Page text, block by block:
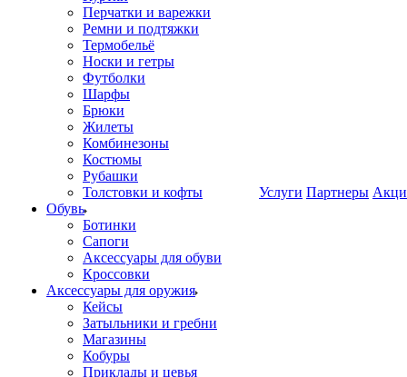
Перчатки и варежки
Ремни и подтяжки
Термобельё
Носки и гетры
Футболки
Шарфы
Брюки
Жилеты
Комбинезоны
Костюмы
Рубашки
Толстовки и кофты
Обувь
Ботинки
Сапоги
Аксессуары для обуви
Кроссовки
Аксессуары для оружия
Кейсы
Затыльники и гребни
Магазины
Кобуры
Приклады и цевья
Услуги Партнеры